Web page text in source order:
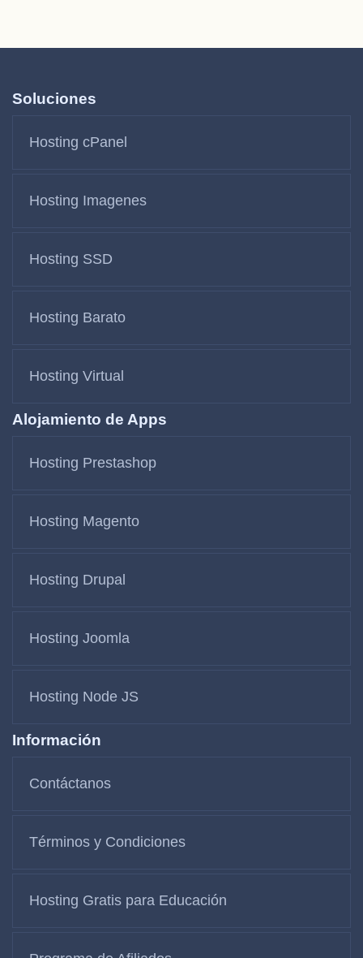
Soluciones
Hosting cPanel
Hosting Imagenes
Hosting SSD
Hosting Barato
Hosting Virtual
Alojamiento de Apps
Hosting Prestashop
Hosting Magento
Hosting Drupal
Hosting Joomla
Hosting Node JS
Información
Contáctanos
Términos y Condiciones
Hosting Gratis para Educación